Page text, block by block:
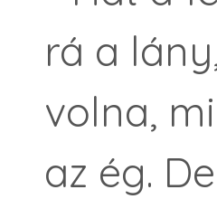
rá a
volna,
az ég.